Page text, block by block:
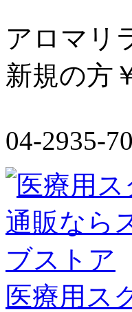
アロマリ
新規の方
04-2935-
医療用ス